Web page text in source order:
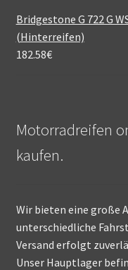
Bridgestone G 722 G
(Hinterreifen)
182.58€
Motorradreifen
kaufen.
Wir bieten eine große
unterschiedliche
Versand erfolgt
Unser Hauptlager